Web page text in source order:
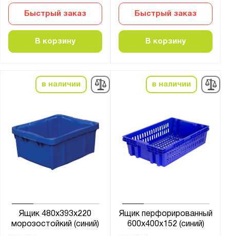
Быстрый заказ
В корзину
Быстрый заказ
В корзину
в наличии
Ящик 480x393x220
морозостойкий (синий)
в наличии
Ящик перфорированный
600x400x152 (синий)
Полиэтилен низкого давления (HDPE)
Боковые стенки:
перфорированные
Дно:
перфорированное
сплошное дно
-18°С + 50°С
-30°С + 60°С